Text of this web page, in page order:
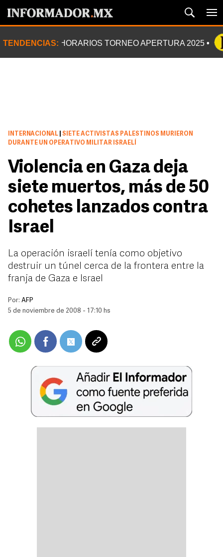
TENDENCIAS: HORARIOS TORNEO APERTURA 2025
INTERNACIONAL
SIETE ACTIVISTAS PALESTINOS MURIERON
DURANTE UN OPERATIVO MILITAR ISRAELÍ
Violencia en Gaza deja
siete muertos, más de 50
cohetes lanzados contra
Israel
La operación israelí tenía como objetivo
destruir un túnel cerca de la frontera entre la
franja de Gaza e Israel
Por: AFP
5 de noviembre de 2008 - 17:10 hs